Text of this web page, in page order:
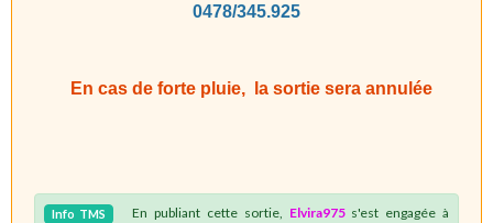
0478/345.925
En cas de forte pluie, la sortie sera annulée
Info TMS En publiant cette sortie, Elvira975s'est engagée à